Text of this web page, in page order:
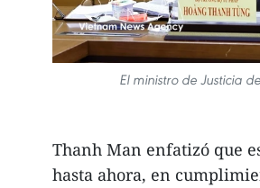
El ministro de Justicia
Thanh Man enfatizó que
hasta ahora, en